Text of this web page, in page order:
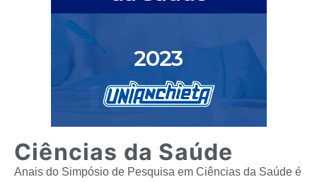
Ciências da Saúde
Anais do Simpósio de Pesquisa em Ciências da Saúde é